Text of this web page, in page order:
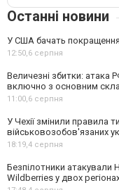
Останні новини
У США бачать
12:50,6 серпня
Величезні збитки: атака
включно з основним
11:00,6 серпня
У Чехії змінили правила
військовозобов'язаних
18:19,4 серпня
Безпілотники атакували
Wildberries у двох